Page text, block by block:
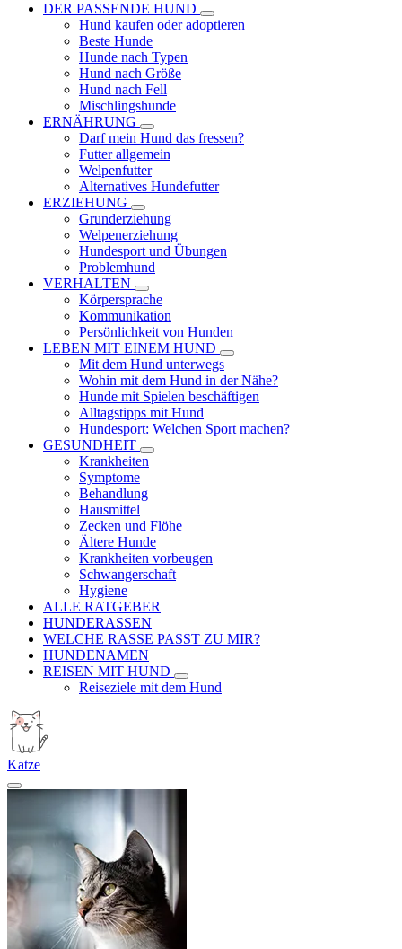
DER PASSENDE HUND
Hund kaufen oder adoptieren
Beste Hunde
Hunde nach Typen
Hund nach Größe
Hund nach Fell
Mischlingshunde
ERNÄHRUNG
Darf mein Hund das fressen?
Futter allgemein
Welpenfutter
Alternatives Hundefutter
ERZIEHUNG
Grunderziehung
Welpenerziehung
Hundesport und Übungen
Problemhund
VERHALTEN
Körpersprache
Kommunikation
Persönlichkeit von Hunden
LEBEN MIT EINEM HUND
Mit dem Hund unterwegs
Wohin mit dem Hund in der Nähe?
Hunde mit Spielen beschäftigen
Alltagstipps mit Hund
Hundesport: Welchen Sport machen?
GESUNDHEIT
Krankheiten
Symptome
Behandlung
Hausmittel
Zecken und Flöhe
Ältere Hunde
Krankheiten vorbeugen
Schwangerschaft
Hygiene
ALLE RATGEBER
HUNDERASSEN
WELCHE RASSE PASST ZU MIR?
HUNDENAMEN
REISEN MIT HUND
Reiseziele mit dem Hund
Katze